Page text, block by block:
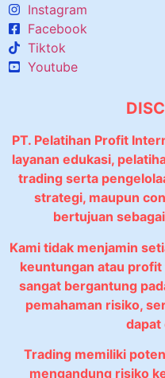
Instagram
Facebook
Tiktok
Youtube
PT. Pelatihan Profit
layanan edukasi,
trading serta
strategi, maupun
bertujuan
Kami tidak menjamin
keuntungan atau
sangat bergantung
pemahaman risiko,
dapat
Trading memiliki
mengandung risiko